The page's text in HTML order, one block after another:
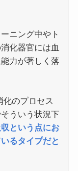
ニング中やト
化器官には血
力が著しく落
化のプロセス
ういう状況下
という点にお
るタイプだと